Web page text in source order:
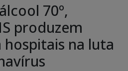
70º,
produzem
na luta